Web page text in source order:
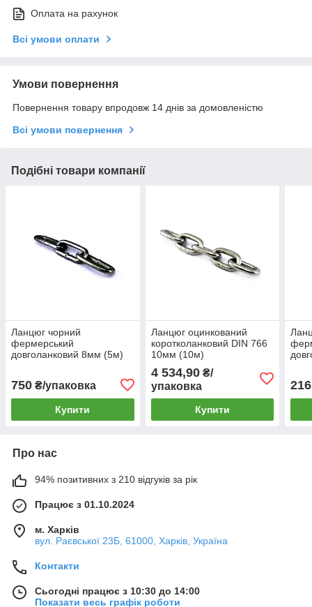
Оплата на рахунок
Всі умови оплати
Умови повернення
Повернення товару впродовж 14 днів за домовленістю
Всі умови повернення
Подібні товари компанії
Ланцюг чорний
фермерський
довголанковий 8мм (5м)
750 ₴/упаковка
Купити
Ланцюг оцинкований
коротколанковий DIN 766
10мм (10м)
4 534,90₴/
упаковка
Купити
216
Про нас
94% позитивних з 210 відгуків за рік
Працює з 01.10.2024
м. Харків
вул. Раєвської 23Б, 61000, Харків, Україна
Контакти
Сьогодні працює з 10:30 до 14:00
Показати весь графік роботи